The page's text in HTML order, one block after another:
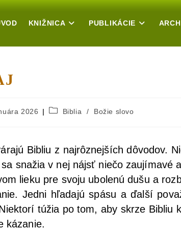
KNIŽNICA PUBLIKÁCIE
2026 Biblia / Božie slovo
Bib­liu z naj­rôz­nej­ších dôvo­dov.
sna­žia v nej nájsť nie­čo zau­jí­ma­vé
lie­ku pre svo­ju ubo­le­nú dušu a
Jed­ni hľa­da­jú spá­su a ďal­ší
túžia po tom, aby skr­ze Bib­liu
kázanie.